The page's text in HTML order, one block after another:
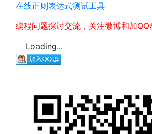
在线正则表达式测试工具
编程问题探讨交流，关注微博和加QQ
Loading...